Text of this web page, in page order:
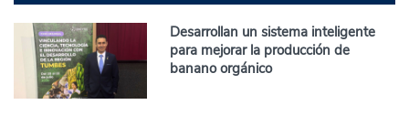
Desarrollan un sistema inteligente
para mejorar la producción de
banano orgánico